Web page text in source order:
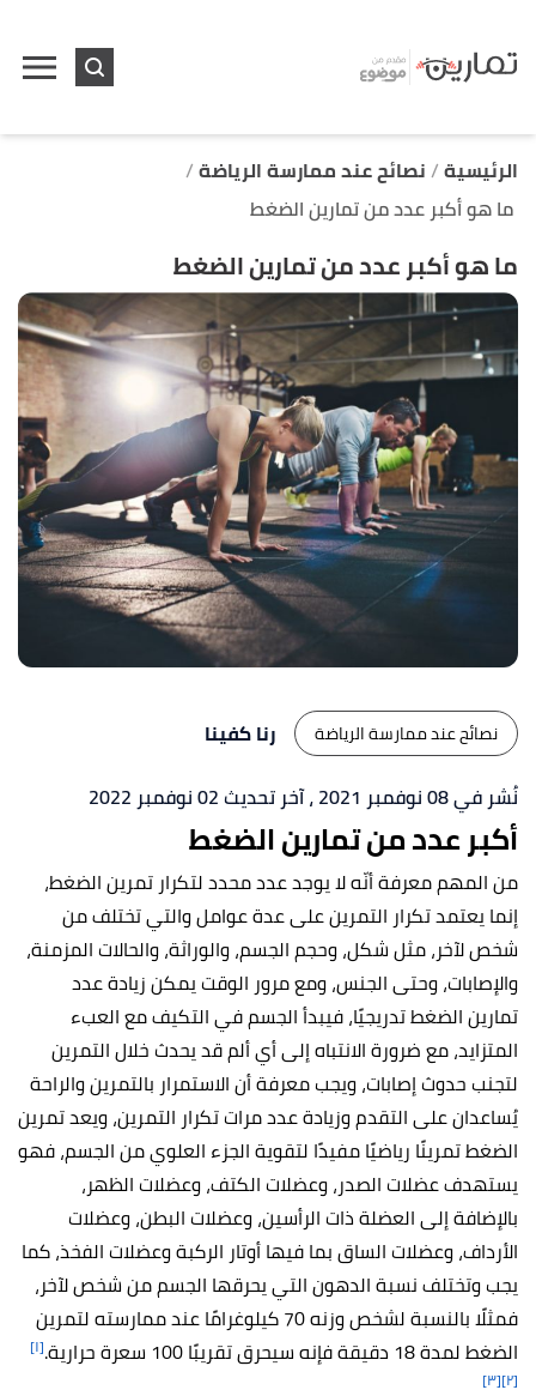
الرئيسية نصائح عند ممارسة الرياضة
ما هو أكبر عدد من تمارين الضغط
ما هو أكبر عدد من تمارين الضغط
نصائح عند ممارسة الرياضة
رنا كفينا
نُشر في 08 نوفمبر 2021
، آخر تحديث 02 نوفمبر 2022
أكبر عدد من تمارين الضغط
من المهم معرفة أنّه لا يوجد عدد محدد لتكرار تمرين الضغط،
إنما يعتمد تكرار التمرين على عدة عوامل والتي تختلف من
شخص لآخر، مثل شكل، وحجم الجسم، والوراثة، والحالات المزمنة،
والإصابات، وحتى الجنس، ومع مرور الوقت يمكن زيادة عدد
تمارين الضغط تدريجيًا، فيبدأ الجسم في التكيف مع العبء
المتزايد، مع ضرورة الانتباه إلى أي ألم قد يحدث خلال التمرين
لتجنب حدوث إصابات، ويجب معرفة أن الاستمرار بالتمرين والراحة
يُساعدان على التقدم وزيادة عدد مرات تكرار التمرين، ويعد تمرين
الضغط تمرينًا رياضيًا مفيدًا لتقوية الجزء العلوي من الجسم، فهو
يستهدف عضلات الصدر، وعضلات الكتف، وعضلات الظهر،
بالإضافة إلى العضلة ذات الرأسين، وعضلات البطن، وعضلات
الأرداف، وعضلات الساق بما فيها أوتار الركبة وعضلات الفخذ، كما
يجب وتختلف نسبة الدهون التي يحرقها الجسم من شخص لآخر،
فمثلًا بالنسبة لشخص وزنه 70 كيلوغرامًا عند ممارسته لتمرين
الضغط لمدة 18 دقيقة فإنه سيحرق تقريبًا 100 سعرة حرارية.
[١]
[٢] [٣]